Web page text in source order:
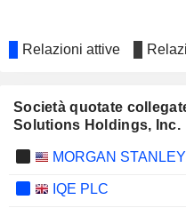
Relazioni attive
Società quotate
Solutions Holdings, Inc.
MORGAN STANLEY
IQE PLC